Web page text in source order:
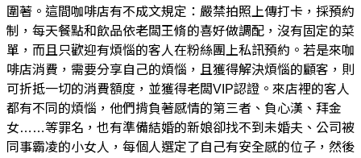
圍著。這間咖啡店有不成文規定：嚴禁拍照上傳打卡，採預約
制，每天餐點和飲品依老闆王脩的喜好做調配，沒有固定的菜
單，而且只歡迎有煩惱的客人在粉絲團上私訊預約。若是來咖
啡店消費，需要分享自己的煩惱，且獲得解決煩惱的顧客，則
可折抵一切的消費額度，並獲得老闆VIP認證。來店裡的客人
都有不同的煩惱，他們揹負著感情的第三者、負心漢、拜金
女……等罪名，也有準備結婚的新娘卻找不到未婚夫、公司被
同事霸凌的小女人，每個人選定了自己有安全感的位子，然後